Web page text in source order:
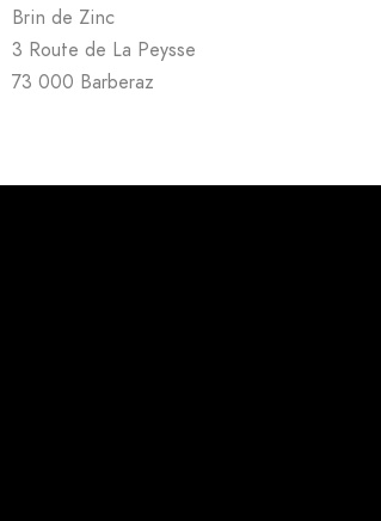
Brin de Zinc
3 Route de La Peysse
73 000 Barberaz